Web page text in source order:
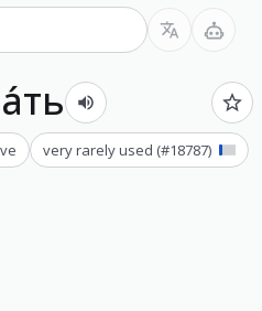
very rarely used (#18787)